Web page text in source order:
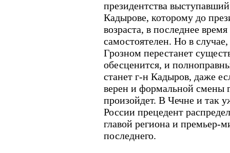
президентства
Кадырове, которому до
возраста, в последнее
самостоятелен. Но в
Грозном перестанет
обесценится, и
станет г-н Кадыров, даже
верен и формальной смены
произойдет. В Чечне и так
России прецедент
главой региона и премьер-
последнего.